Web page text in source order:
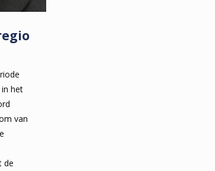
het
van
de